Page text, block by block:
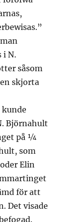
i N.
såsom
skjorta
kunde
Björnahult
på ¼
som
Elin
för att
Det visade